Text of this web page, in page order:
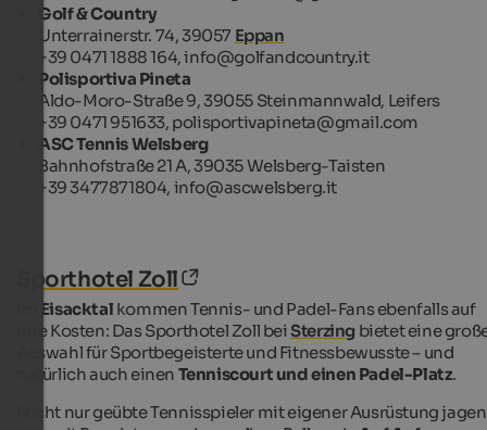
Golf & Country
Unterrainerstr. 74, 39057 Eppan
+39 0471 1888 164, info@golfandcountry.it
Polisportiva Pineta
Aldo-Moro-Straße 9, 39055 Steinmannwald, Leifers
+39 0471 951633, polisportivapineta@gmail.com
ASC Tennis Welsberg
Bahnhofstraße 21 A, 39035 Welsberg-Taisten
+39 3477871804, info@ascwelsberg.it
Sporthotel Zoll
Eisacktal kommen Tennis- und Padel-Fans ebenfalls auf
ihre Kosten: Das Sporthotel Zoll beiSterzing bietet eine
Auswahl für Sportbegeisterte und Fitnessbewusste – und
natürlich auch einen Tenniscourt und einen Padel-Platz.
Nicht nur geübte Tennisspieler mit eigener Ausrüstung jagen